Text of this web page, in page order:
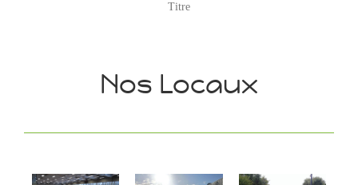
Titre
Nos Locaux